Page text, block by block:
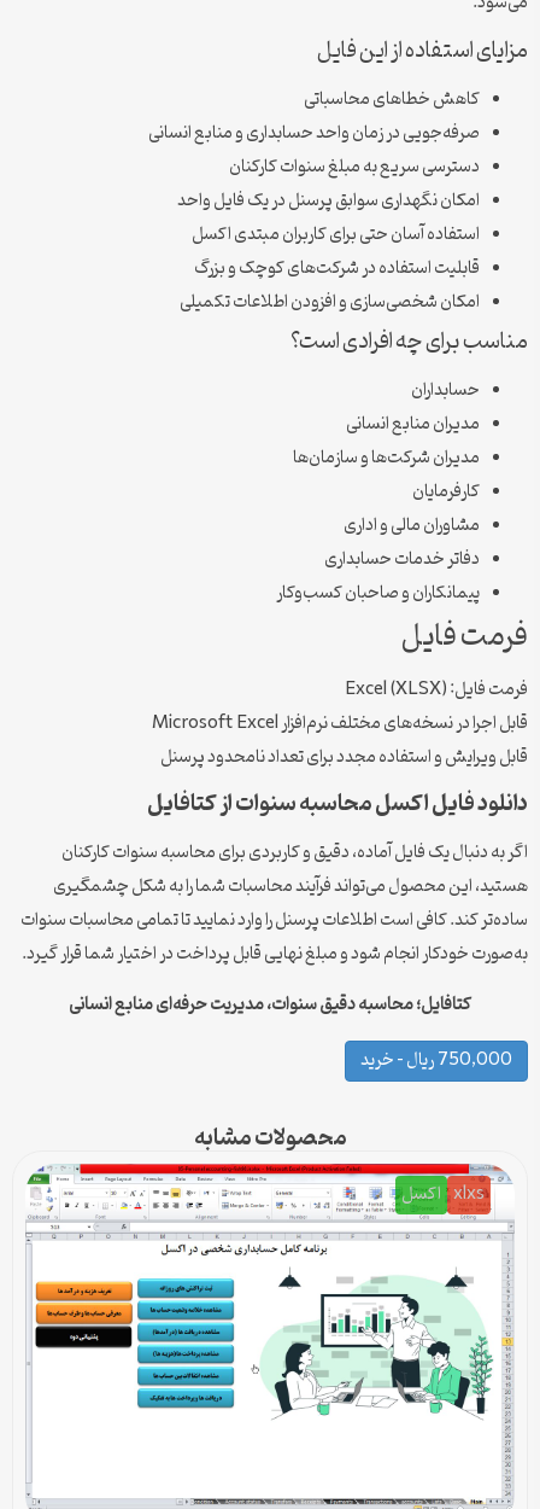
مزایای استفاده از این فایل
کاهش خطاهای محاسباتی
صرفه‌جویی در زمان واحد حسابداری و منابع انسانی
دسترسی سریع به مبلغ سنوات کارکنان
امکان نگهداری سوابق پرسنل در یک فایل واحد
استفاده آسان حتی برای کاربران مبتدی اکسل
قابلیت استفاده در شرکت‌های کوچک و بزرگ
امکان شخصی‌سازی و افزودن اطلاعات تکمیلی
مناسب برای چه افرادی است؟
حسابداران
مدیران منابع انسانی
مدیران شرکت‌ها و سازمان‌ها
کارفرمایان
مشاوران مالی و اداری
دفاتر خدمات حسابداری
پیمانکاران و صاحبان کسب‌وکار
فرمت فایل
فرمت فایل: Excel (XLSX)
قابل اجرا در نسخه‌های مختلف نرم‌افزار Microsoft Excel
قابل ویرایش و استفاده مجدد برای تعداد نامحدود پرسنل
دانلود فایل اکسل محاسبه سنوات از کتافایل
اگر به دنبال یک فایل آماده، دقیق و کاربردی برای محاسبه سنوات کارکنان
هستید، این محصول می‌تواند فرآیند محاسبات شما را به شکل چشمگیری
ساده‌تر کند. کافی است اطلاعات پرسنل را وارد نمایید تا تمامی محاسبات سنوات
به‌صورت خودکار انجام شود و مبلغ نهایی قابل پرداخت در اختیار شما قرار گیرد.
کتافایل؛ محاسبه دقیق سنوات، مدیریت حرفه‌ای منابع انسانی
750,000 ریال – خرید
محصولات مشابه
xlxs اکسل